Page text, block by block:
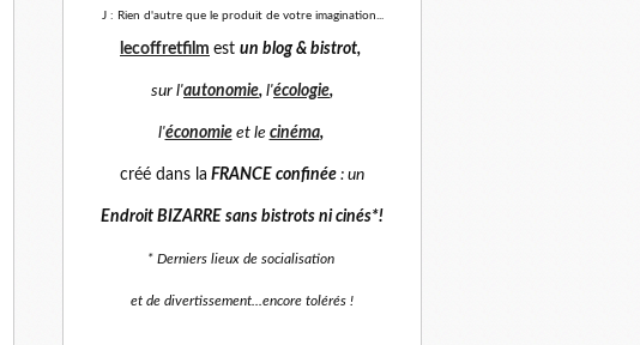
J : Rien d'autre que le produit de votre imagination...
lecoffretfilm est un blog & bistrot,
sur l'autonomie, l'écologie,
l'économie et le cinéma,
créé dans la FRANCE confinée : un
Endroit BIZARRE sans bistrots ni cinés*!
* Derniers lieux de socialisation
et de divertissement... encore tolérés !